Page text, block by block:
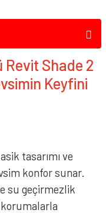
Revit Shade 2
Keyfini
tasarımı ve
konfor sunar.
su geçirmezlik
korumalarla